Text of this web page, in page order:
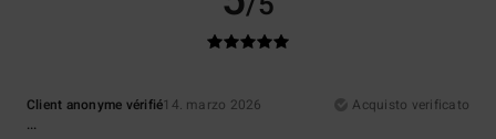
Client anonyme vérifié14. marzo 2026
Acquisto verificato
...